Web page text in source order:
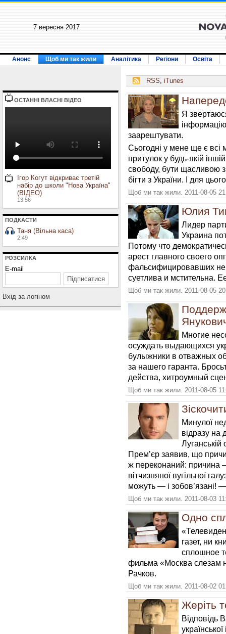
7 вересня 2017
Анонс Щоб ми так жили Аналітика Регіони Освіта
ОСТАННI ВЛАСНI ВIДЕО
Ігор Когут відкриває третій
набір до школи "Нова Україна"
(ВІДЕО)
13:56
ПОДКАСТИ
Таня (Вільна каса)
2:49
РОЗСИЛКА
E-mail
Вхiд за логiном
RSS, iTunes
Я
заарештувати.
Сьогодні у мене ще є всі
притулок у будь-якій
свободу, бути щасливою
бігти з України. І для
Щоб ми так жили. 2011-08-05
Юлия
Лидер
Украина
Потому что
арест главного своего
фальсифицировавших
суетлива и мстительна.
Щоб ми так жили. 2011-08-05
Многие
осуждать выдающихся
булыжники в отважных
за нашего гаранта.
действа, хитроумный
Щоб ми так жили. 2011-08-05
Минулої
відразу на
Прем’єр заявив, що
ж переконаний: причина
вітчизняної вугільної
можуть — і зобов’язані!
Щоб ми так жили. 2011-08-03
Одно
газет, ни
сплошное
фильма «Москва слезам
Рачков.
Щоб ми так жили. 2011-08-02
Жеріть
Відповідь